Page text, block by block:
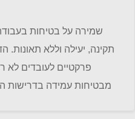
שמירה על בטיחות
תקינה, יעילה וללא תאונות.
פרקטיים לעובדים לא
מבטיחות עמידה בדרישות